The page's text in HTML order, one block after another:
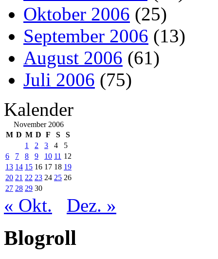
Oktober 2006 (25)
September 2006 (13)
August 2006 (61)
Juli 2006 (75)
Kalender
November 2006
M D M D F S
S
1
2 3 4
5
6
7 8 9 10 11 12
13 14 15 16 17 18 19
20 21 22 23 24 25 26
27 28 29 30
« Okt. Dez. »
Blogroll